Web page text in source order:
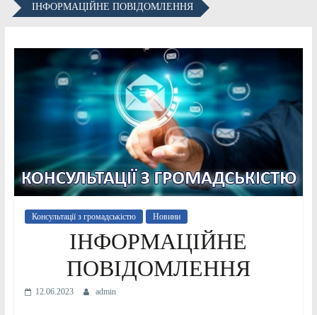
ІНФОРМАЦІЙНЕ ПОВІДОМЛЕННЯ
Консультації з громадськістю Новини
ІНФОРМАЦІЙНЕ
ПОВІДОМЛЕННЯ
12.06.2023 admin